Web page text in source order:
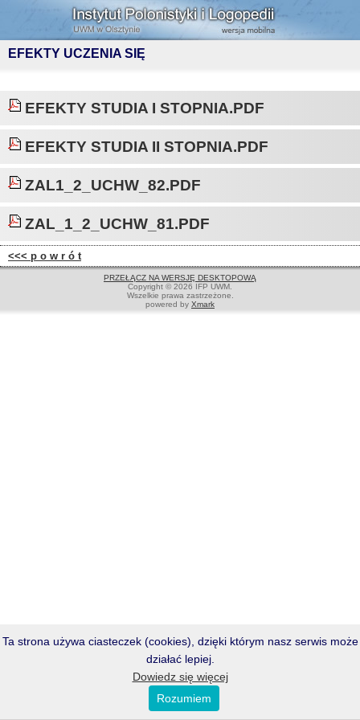
EFEKTY UCZENIA SIĘ
EFEKTY STUDIA I STOPNIA.PDF
EFEKTY STUDIA II STOPNIA.PDF
ZAL1_2_UCHW_82.PDF
ZAL_1_2_UCHW_81.PDF
<<< p o w r ó t
PRZEŁĄCZ NA WERSJĘ DESKTOPOWĄ
Copyright © 2026 IFP UWM.
Wszelkie prawa zastrzeżone.
powered by Xmark
Ta strona używa ciasteczek (cookies), dzięki którym nasz serwis może
działać lepiej.
Dowiedz się więcej
Rozumiem